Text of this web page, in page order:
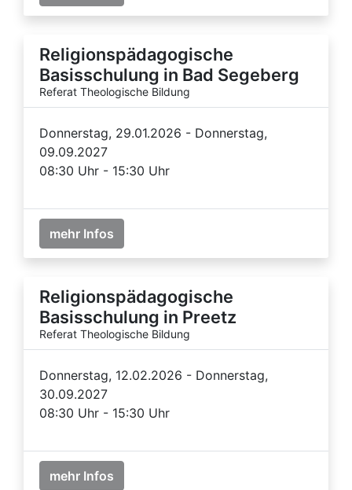
Religionspädagogische
Basisschulung in Bad Segeberg
Referat Theologische Bildung
Donnerstag, 29.01.2026 - Donnerstag,
09.09.2027
08:30 Uhr - 15:30 Uhr
mehr Infos
Religionspädagogische
Basisschulung in Preetz
Referat Theologische Bildung
Donnerstag, 12.02.2026 - Donnerstag,
30.09.2027
08:30 Uhr - 15:30 Uhr
mehr Infos